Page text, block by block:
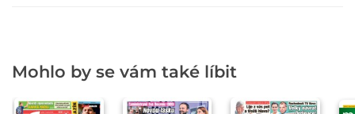
Mohlo by se vám také líbit